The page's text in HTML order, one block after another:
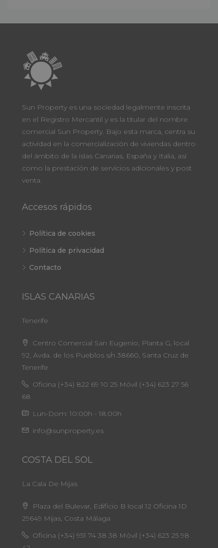
Sun Property es una sociedad legalmente inscrita
en el Registro Mercantil y es la titular del nombre
comercial Sun Property. Bajo esta marca, centra su
actividad en la comercialización de viviendas dentro
del ámbito de la islas Canarias, España y Italia, así
como la prestación de servicios adicionales y post
venta.
Accesos rápidos
Política de cookies
Política de privacidad
Contacto
ISLAS CANARIAS
Tenerife
Centro Comercial San Eugenio, Planta G, local
92, Avda. de los Pueblos s/n 38660, Santa Cruz de
Tenerife
Oficina (+34) 822 69 10 25 Móvil (+34) 623 27 56
68
Lun-Dom: 10:00h - 18:00h
info@sunproperty.es
COSTA DEL SOL
La Cala De Mijas
Plaza del Bulevar, Edificio B local 12 Oficina 1D
29649 Mijas, Costa Málaga
Oficina (+34) 951 74 38 38 Móvil (+34) 623 25 98